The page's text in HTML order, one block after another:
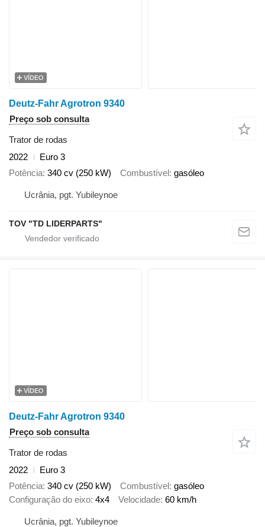
VÍDEO
Deutz-Fahr Agrotron 9340
Preço sob consulta
Trator de rodas
2022
Euro 3
Potência 340 cv (250 kW) Combustível gasóleo
Ucrânia, pgt. Yubileynoe
TOV "TD LIDERPARTS"
VÍDEO
Deutz-Fahr Agrotron 9340
Preço sob consulta
Trator de rodas
2022
Euro 3
Potência 340 cv (250 kW) Combustível gasóleo
Configuração do eixo 4x4 Velocidade 60 km/h
Ucrânia, pgt. Yubileynoe